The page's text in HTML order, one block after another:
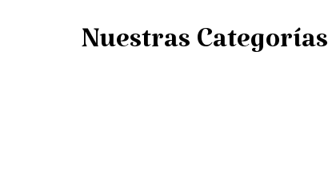
Nuestras Categorías